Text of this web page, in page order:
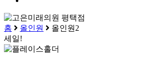
홈 올인원
올인원2
세일!